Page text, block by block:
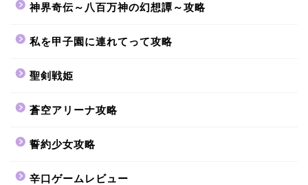
神界奇伝～八百万神の幻想譚～攻略
私を甲子園に連れてって攻略
聖剣戦姫
蒼空アリーナ攻略
誓約少女攻略
辛口ゲームレビュー